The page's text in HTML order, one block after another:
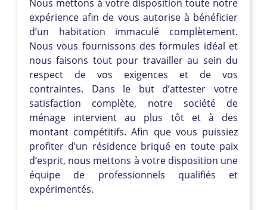
Nous mettons à votre disposition toute notre
expérience afin de vous autorise à bénéficier
d’un habitation immaculé complètement.
Nous vous fournissons des formules idéal et
nous faisons tout pour travailler au sein du
respect de vos exigences et de vos
contraintes. Dans le but d’attester votre
satisfaction complète, notre société de
ménage intervient au plus tôt et à des
montant compétitifs. Afin que vous puissiez
profiter d’un résidence briqué en toute paix
d’esprit, nous mettons à votre disposition une
équipe de professionnels qualifiés et
expérimentés.